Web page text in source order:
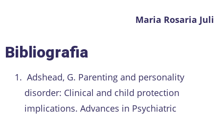
Maria Rosaria Juli
Bibliografia
Adshead, G. Parenting and personality
disorder: Clinical and child protection
implications. Advances in Psychiatric